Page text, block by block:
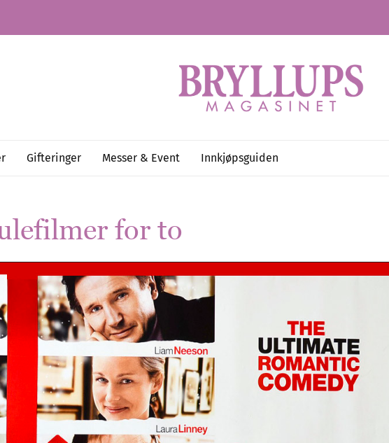
Gifteringer Messer & Event Innkjøpsguiden
for to